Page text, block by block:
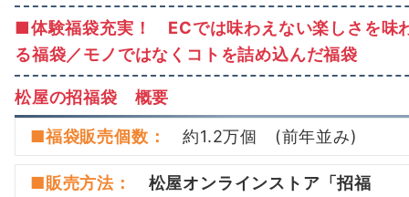
■体験福袋充実！ ECでは味わえない楽しさを味
る福袋／モノではなくコトを詰め込んだ福袋
松屋の招福袋 概要
■福袋販売個数： 約1.2万個 (前年並み)
■販売方法：
松屋オンラインストア「招福